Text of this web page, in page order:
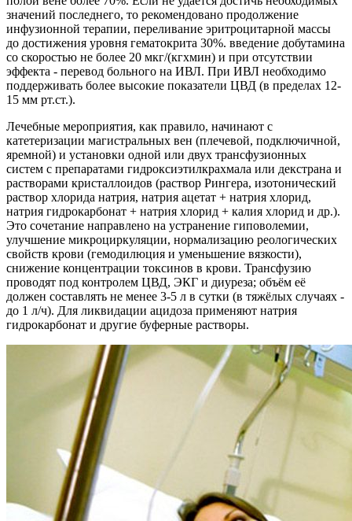
значений последнего, то рекомендовано продолжение
инфузионной терапии, переливание эритроцитарной массы
до достижения уровня гематокрита 30%. введение добутамина
со скоростью не более 20 мкг/(кгхмин) и при отсутствии
эффекта - перевод больного на ИВЛ. При ИВЛ необходимо
поддерживать более высокие показатели ЦВД (в пределах 12-
15 мм рт.ст.).
Лечебные мероприятия, как правило, начинают с
катетеризации магистральных вен (плечевой, подключичной,
яремной) и установки одной или двух трансфузионных
систем с препаратами гидроксиэтилкрахмала или декстрана и
растворами кристаллоидов (раствор Рингера, изотонический
раствор хлорида натрия, натрия ацетат + натрия хлорид,
натрия гидрокарбонат + натрия хлорид + калия хлорид и др.).
Это сочетание направлено на устранение гиповолемии,
улучшение микроциркуляции, нормализацию реологических
свойств крови (гемодилюция и уменьшение вязкости),
снижение концентрации токсинов в крови. Трансфузию
проводят под контролем ЦВД, ЭКГ и диуреза; объём её
должен составлять не менее 3-5 л в сутки (в тяжёлых случаях -
до 1 л/ч). Для ликвидации ацидоза применяют натрия
гидрокарбонат и другие буферные растворы.